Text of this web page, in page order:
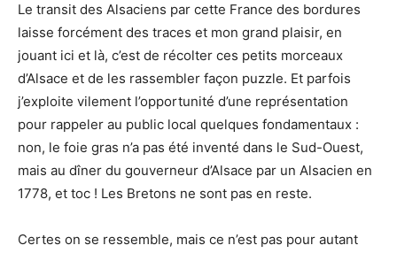
Le transit des Alsaciens par cette France des bordures
laisse forcément des traces et mon grand plaisir, en
jouant ici et là, c’est de récolter ces petits morceaux
d’Alsace et de les rassembler façon puzzle. Et parfois
j’exploite vilement l’opportunité d’une représentation
pour rappeler au public local quelques fondamentaux :
non, le foie gras n’a pas été inventé dans le Sud-Ouest,
mais au dîner du gouverneur d’Alsace par un Alsacien en
1778, et toc ! Les Bretons ne sont pas en reste.
Certes on se ressemble, mais ce n’est pas pour autant